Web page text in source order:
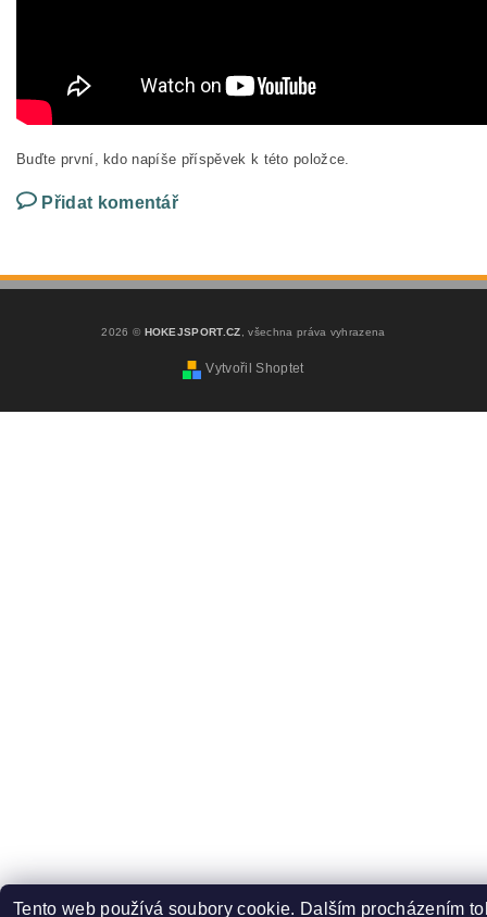
Buďte první, kdo napíše příspěvek k této položce.
Přidat komentář
2026 © HOKEJSPORT.CZ , všechna práva vyhrazena
Vytvořil Shoptet
Tento web používá soubory cookie. Dalším procházením